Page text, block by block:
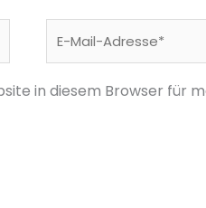
Mail-
in diesem Browser für